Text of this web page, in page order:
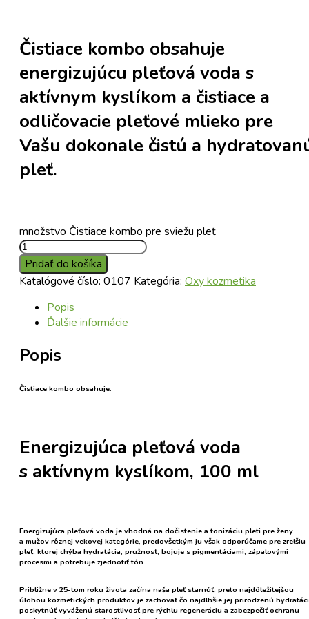
Čistiace kombo obsahuje
energizujúcu pleťová voda s
aktívnym kyslíkom a čistiace a
odličovacie pleťové mlieko pre
Vašu dokonale čistú a
pleť.
množstvo Čistiace kombo pre sviežu pleť
Pridať do košíka
Katalógové číslo: 0107 Kategória: Oxy kozmetika
Popis
Ďalšie informácie
Popis
Čistiace kombo obsahuje:
Energizujúca pleťová voda
s aktívnym kyslíkom, 100 ml
Energizujúca pleťová voda je vhodná na dočistenie a tonizáciu pleti pre ženy
a mužov rôznej vekovej kategórie, predovšetkým ju však odporúčame pre zrelšiu
pleť, ktorej chýba hydratácia, pružnosť, bojuje s pigmentáciami, zápalovými
procesmi a potrebuje zjednotiť tón.
Približne v 25-tom roku života začína naša pleť starnúť, preto najdôležitejšou
úlohou kozmetických produktov je zachovať čo najdlhšie jej prirodzenú
poskytnúťvyváženú starostlivosťpre rýchlu regeneráciu a zabezpečiťochranu